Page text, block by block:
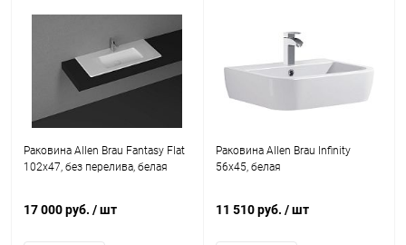
Раковина Allen Brau Fantasy Flat
102x47, без перелива, белая
17 000 руб. / шт
Раковина Allen Brau Infinity
56x45, белая
11 510 руб. / шт